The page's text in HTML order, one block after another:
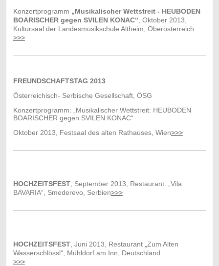
Konzertprogramm „Musikalischer Wettstreit - HEUBODEN
BOARISCHER gegen SVILEN KONAC“ Oktober 2013,
Kultursaal der Landesmusikschule Altheim, Oberösterreich
>>>
FREUNDSCHAFTSTAG 2013
Österreichisch- Serbische Gesellschaft, ÖSG
Konzertprogramm: „Musikalischer Wettstreit: HEUBODEN
BOARISCHER gegen SVILEN KONAC“
Oktober 2013, Festsaal des alten Rathauses, Wien>>>
HOCHZEITSFEST, September 2013, Restaurant: „Vila
BAVARIA“, Smederevo, Serbien>>>
HOCHZEITSFEST, Juni 2013, Restaurant „Zum Alten
Wasserschlössl“, Mühldorf am Inn, Deutschland
>>>